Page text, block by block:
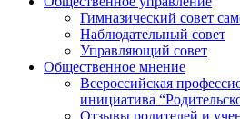
Гимназический совет
Наблюдательный совет
Управляющий совет
Общественное мнение
Всероссийская
инициатива
Отзывы родителей и